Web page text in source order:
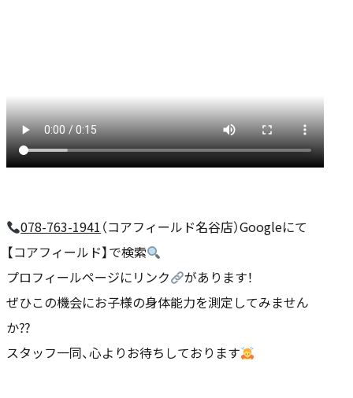
078-763-1941 （コアフィールド名谷店）Googleにて
【コアフィールド】で検索
プロフィールページにリンク
があります！
ぜひこの機会にお子様の身体能力を測定してみません
か⁇
スタッフ一同、心よりお待ちしております